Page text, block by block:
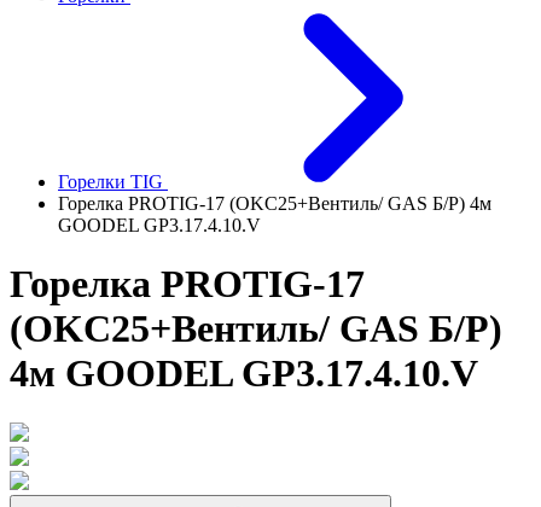
Горелки TIG
Горелка PROTIG-17 (OKC25+Вентиль/ GAS Б/Р) 4м
GOODEL GP3.17.4.10.V
Горелка PROTIG-17
(OKC25+Вентиль/ GAS Б/Р)
4м GOODEL GP3.17.4.10.V